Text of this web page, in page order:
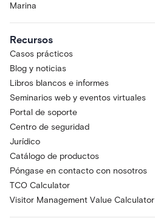
Marina
Recursos
Casos prácticos
Blog y noticias
Libros blancos e informes
Seminarios web y eventos virtuales
Portal de soporte
Centro de seguridad
Jurídico
Catálogo de productos
Póngase en contacto con nosotros
TCO Calculator
Visitor Management Value Calculator